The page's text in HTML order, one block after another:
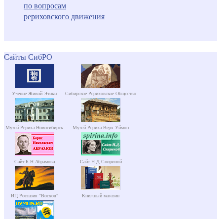
по вопросам
рериховского движения
Сайты СибРО
Учение Живой Этики Сибирское Рериховское Общество
Музей Рериха Новосибирск Музей Рериха Верх-Уймон
Сайт Б.Н.Абрамова Сайт Н.Д.Спириной
ИЦ Россазия "Восход" Книжный магазин